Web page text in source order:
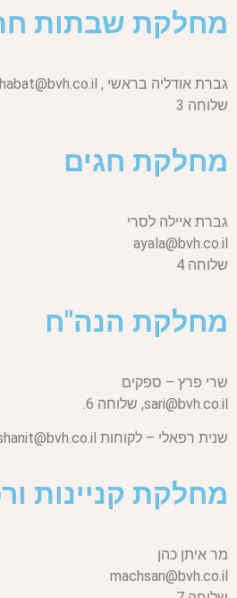
מחלקת שבתות
גברת אודליה בראשי ,
שלוחה 3
מחלקת חגים
גברת איילה לסרי
ayala@bvh.co.il
שלוחה 4
מחלקת הנה"ח
שרי פרץ – ספקים
sari@bvh.co.il, שלוחה 6.
שנית רפאלי – לקוחות
מחלקת קניינות
מר איתן כהן
machsan@bvh.co.il